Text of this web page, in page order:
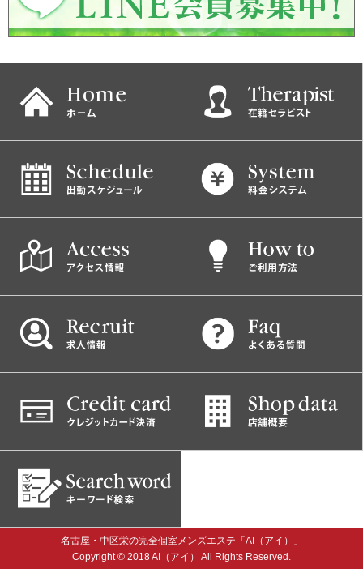
名古屋・中区栄の完全個室メンズエステ「AI（アイ）」
Copyright © 2018 AI（アイ） All Rights Reserved.